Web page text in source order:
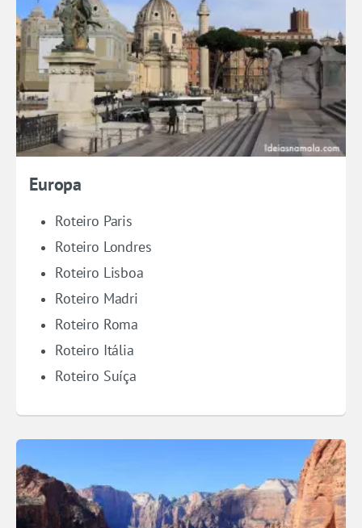
Europa
Roteiro Paris
Roteiro Londres
Roteiro Lisboa
Roteiro Madri
Roteiro Roma
Roteiro Itália
Roteiro Suíça